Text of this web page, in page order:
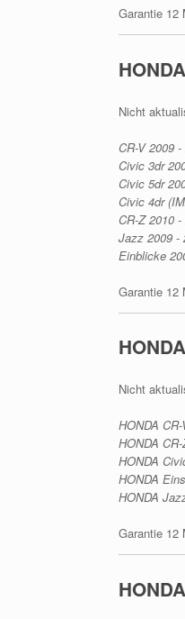
Garantie 12
Nicht
CR-V 2009 -
Civic 3dr
Civic 5dr
Civic 4dr
CR-Z 2010 -
Jazz 2009 -
Einblicke
Garantie 12
Nicht
HONDA
HONDA
HONDA
HONDA
HONDA
Garantie 12